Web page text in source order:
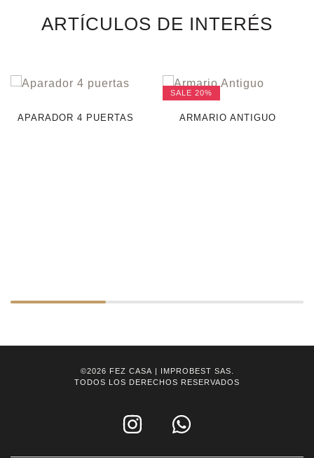
ARTÍCULOS DE INTERÉS
APARADOR 4 PUERTAS
SALE 20%
ARMARIO ANTIGUO
©2026 FEZ CASA | IMPROBEST SAS.
TODOS LOS DERECHOS RESERVADOS